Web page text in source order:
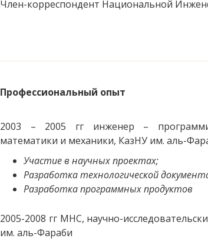
Член-корреспондент Национальной
Профессиональный опыт
2003 – 2005 гг инженер –
математики и механики, КазНУ им. аль-
Участие в научных проектах;
Разработка технологической
Разработка программных продуктов
2005-2008 гг МНС, научно-
им. аль-Фараби